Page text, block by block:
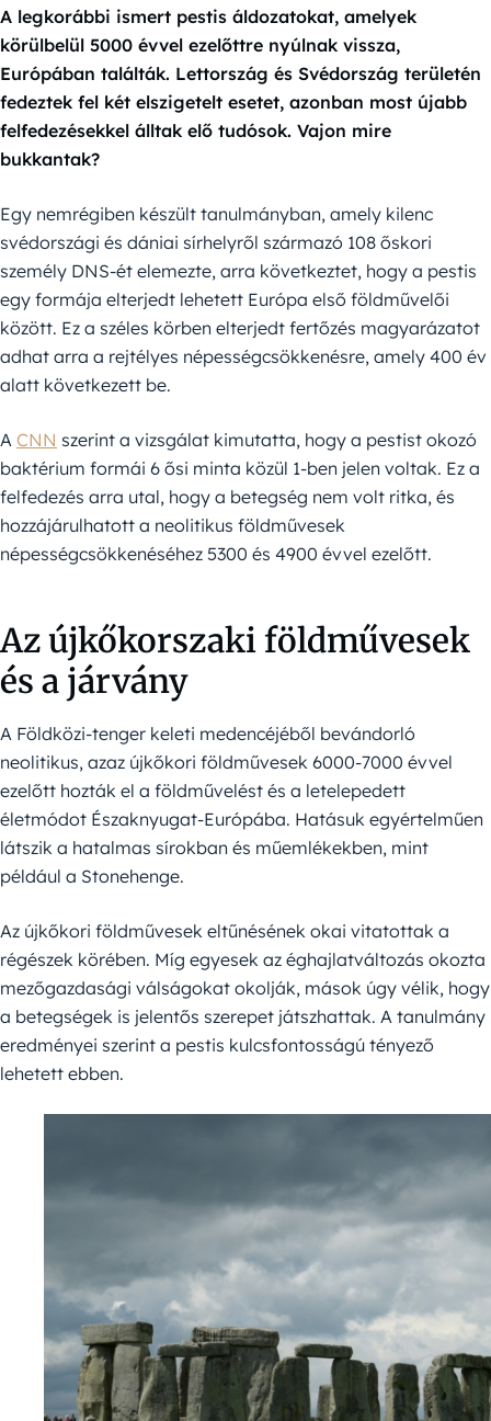
A legkorábbi ismert pestis áldozatokat, amelyek
körülbelül 5000 évvel ezelőttre nyúlnak vissza,
Európában találták. Lettország és Svédország területén
fedeztek fel két elszigetelt esetet, azonban most újabb
felfedezésekkel álltak elő tudósok. Vajon mire
bukkantak?
Egy nemrégiben készült tanulmányban, amely kilenc
svédországi és dániai sírhelyről származó 108 őskori
személy DNS-ét elemezte, arra következtet, hogy a pestis
egy formája elterjedt lehetett Európa első földművelői
között. Ez a széles körben elterjedt fertőzés magyarázatot
adhat arra a rejtélyes népességcsökkenésre, amely 400 év
alatt következett be.
A CNN szerint a vizsgálat kimutatta, hogy a pestist okozó
baktérium formái 6 ősi minta közül 1-ben jelen voltak. Ez a
felfedezés arra utal, hogy a betegség nem volt ritka, és
hozzájárulhatott a neolitikus földművesek
népességcsökkenéséhez 5300 és 4900 évvel ezelőtt.
Az újkőkorszaki földművesek
és a járvány
A Földközi-tenger keleti medencéjéből bevándorló
neolitikus, azaz újkőkori földművesek 6000-7000 évvel
ezelőtt hozták el a földművelést és a letelepedett
életmódot Északnyugat-Európába. Hatásuk egyértelműen
látszik a hatalmas sírokban és műemlékekben, mint
például a Stonehenge.
Az újkőkori földművesek eltűnésének okai vitatottak a
régészek körében. Míg egyesek az éghajlatváltozás okozta
mezőgazdasági válságokat okolják, mások úgy vélik, hogy
a betegségek is jelentős szerepet játszhattak. A tanulmány
eredményei szerint a pestis kulcsfontosságú tényező
lehetett ebben.